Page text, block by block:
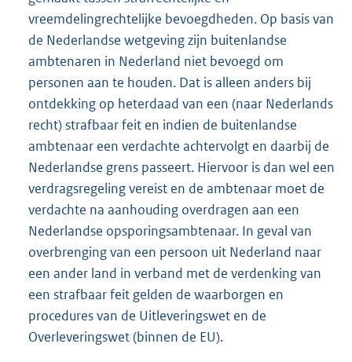
vreemdelingrechtelijke bevoegdheden. Op basis van
de Nederlandse wetgeving zijn buitenlandse
ambtenaren in Nederland niet bevoegd om
personen aan te houden. Dat is alleen anders bij
ontdekking op heterdaad van een (naar Nederlands
recht) strafbaar feit en indien de buitenlandse
ambtenaar een verdachte achtervolgt en daarbij de
Nederlandse grens passeert. Hiervoor is dan wel een
verdragsregeling vereist en de ambtenaar moet de
verdachte na aanhouding overdragen aan een
Nederlandse opsporingsambtenaar. In geval van
overbrenging van een persoon uit Nederland naar
een ander land in verband met de verdenking van
een strafbaar feit gelden de waarborgen en
procedures van de Uitleveringswet en de
Overleveringswet (binnen de EU).